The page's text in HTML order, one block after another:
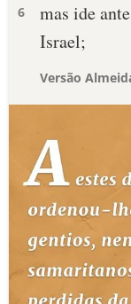
6
mas ide
Israel;
Versão